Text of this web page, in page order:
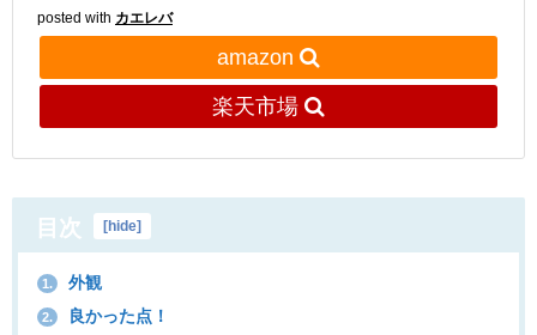
posted with カエレバ
amazon
楽天市場
目次 hide
1. 外観
2. 良かった点！